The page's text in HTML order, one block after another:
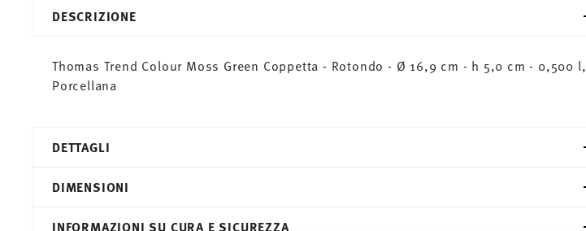
DESCRIZIONE
Thomas Trend Colour Moss Green Coppetta - Rotondo - Ø 16,9 cm - h 5,0 cm - 0,500 l,
Porcellana
DETTAGLI
DIMENSIONI
INFORMAZIONI SU CURA E SICUREZZA